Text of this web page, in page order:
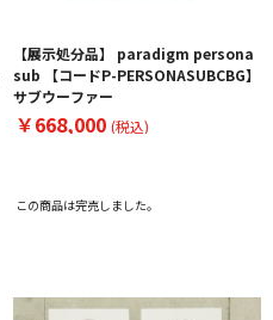
【展示処分品】 paradigm persona
sub 【コードP-PERSONASUBCBG】
サブウーファー
￥668,000 (税込)
この商品は完売しました。